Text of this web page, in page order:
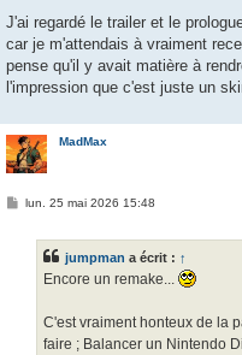
s
a
g
J'ai regardé le trailer et le
car je m'attendais à vraiment
pense qu'il y avait matière à
l'impression que c'est juste un
MadMax
Mlun. 25 mai 2026 15:48
jumpman a écrit : ↑
Encore un remake...
C'est vraiment honteux de la
faire ; Balancer un Nintendo